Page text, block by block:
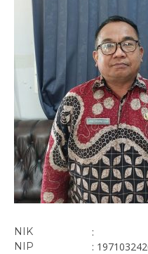
NIK :
NIP :